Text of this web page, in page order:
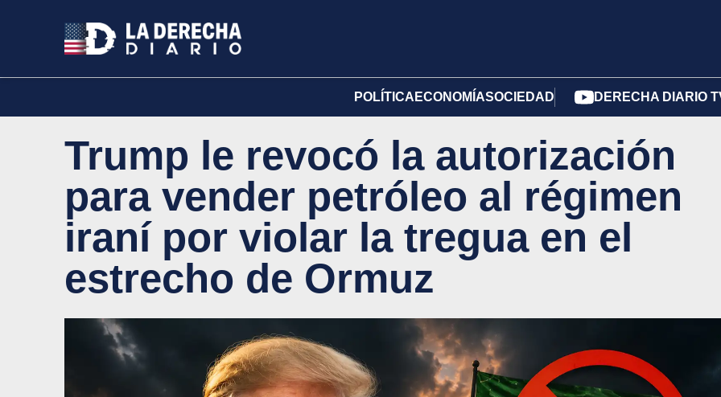
POLÍTICA ECONOMÍASOCIEDAD DERECHA DIARIO
Trump le revocó la autorización
para vender petróleo al régimen
iraní por violar la tregua en el
estrecho de Ormuz